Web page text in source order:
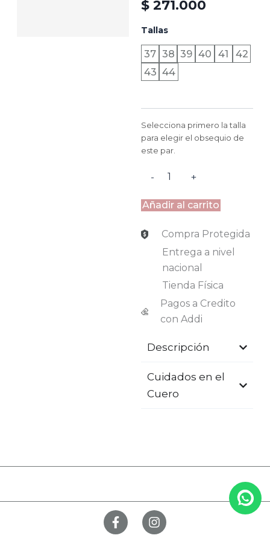
$ 271.000
Tallas
37 38 39 40 41
42
43 44
Selecciona primero la talla
para elegir el obsequio de
este par.
-
DUBAI
-
NEGRO
cantidad
+
Añadir al carrito
Compra Protegida
Entrega a nivel
nacional
Tienda Física
Pagos a Credito
con Addi
Descripción
Cuidados en el
Cuero
F
a
I
n